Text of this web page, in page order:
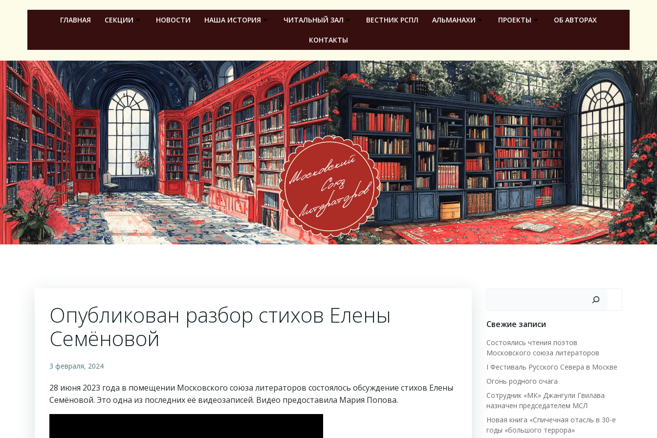
ГЛАВНАЯ СЕКЦИИ НОВОСТИ НАША ИСТОРИЯ ЧИТАЛЬНЫЙ ЗАЛ ВЕСТНИК РСПЛ АЛЬМАНАХИ ПРОЕКТЫ ОБ АВТОРАХ
КОНТАКТЫ
Опубликован разбор стихов Елены
Семёновой
3 февраля, 2024
28 июня 2023 года в помещении Московского союза литераторов состоялось обсуждение стихов Елены
Семёновой. Это одна из последних её видеозаписей. Видео предоставила Мария Попова.
Свежие записи
Состоялись чтения поэтов
Московского союза литераторов
I Фестиваль Русского Севера в Москве
Огонь родного очага
Сотрудник «МК» Джангули Гвилава
назначен председателем МСЛ
Новая книга «Спичечная отасль в 30-е
годы «большого террора»